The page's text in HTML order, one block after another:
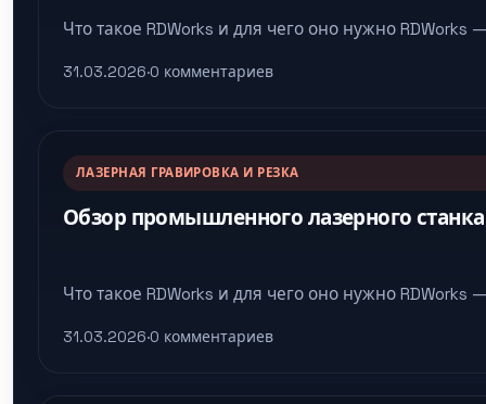
Что такое RDWorks и для чего оно нужно
31.03.2026·0 комментариев
ЛАЗЕРНАЯ ГРАВИРОВКА И РЕЗКА
Обзор промышленного лазерного
Что такое RDWorks и для чего оно нужно
31.03.2026·0 комментариев